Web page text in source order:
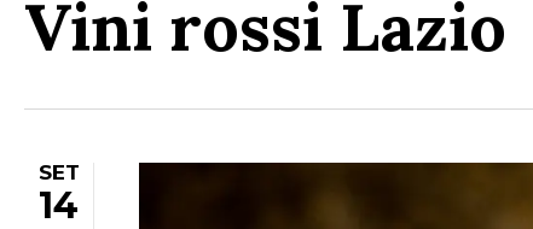
Vini rossi Lazio
SET
14